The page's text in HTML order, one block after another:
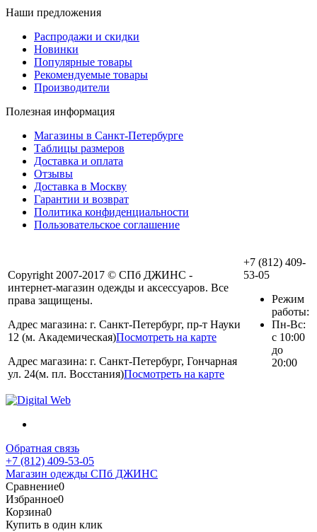
Наши предложения
Распродажи и скидки
Новинки
Популярные товары
Рекомендуемые товары
Производители
Полезная информация
Магазины в Санкт-Петербурге
Таблицы размеров
Доставка и оплата
Отзывы
Доставка в Москву
Гарантии и возврат
Политика конфиденциальности
Пользовательское соглашение
Copyright 2007-2017 © СПб ДЖИНС -
интернет-магазин одежды и аксессуаров. Все
права защищены.
Адрес магазина: г. Санкт-Петербург, пр-т Науки
12 (м. Академическая)Посмотреть на карте
Адрес магазина: г. Санкт-Петербург, Гончарная
ул. 24(м. пл. Восстания)Посмотреть на карте
+7 (812) 409-
53-05
Режим
работы:
Пн-Вс:
с 10:00
до
20:00
Обратная связь
+7 (812) 409-53-05
Магазин одежды СПб ДЖИНС
Сравнение0
Избранное0
Корзина0
Купить в один клик